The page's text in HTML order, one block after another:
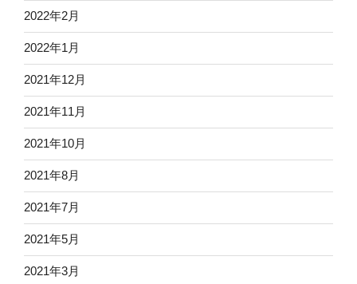
2022年2月
2022年1月
2021年12月
2021年11月
2021年10月
2021年8月
2021年7月
2021年5月
2021年3月